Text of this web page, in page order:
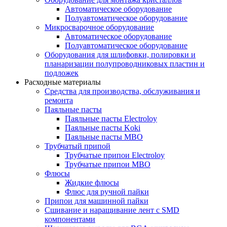
Автоматическое оборудование
Полуавтоматическое оборудование
Микросварочное оборудование
Автоматическое оборудование
Полуавтоматическое оборудование
Оборудования для шлифовки, полировки и
планаризации полупроводниковых пластин и
подложек
Расходные материалы
Средства для производства, обслуживания и
ремонта
Паяльные пасты
Паяльные пасты Electroloy
Паяльные пасты Koki
Паяльные пасты MBO
Трубчатый припой
Трубчатые припои Electroloy
Трубчатые припои MBO
Флюсы
Жидкие флюсы
Флюс для ручной пайки
Припои для машинной пайки
Сшивание и наращивание лент с SMD
компонентами